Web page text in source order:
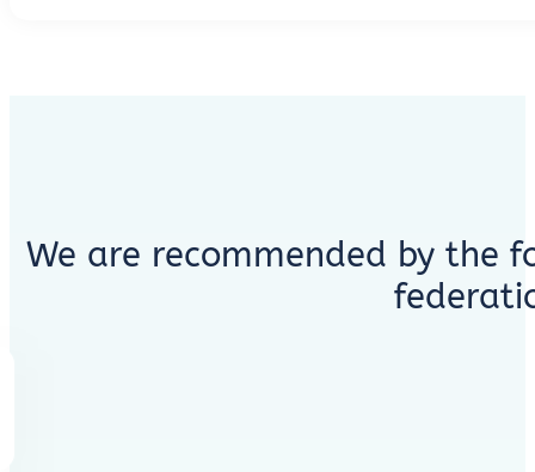
We are recommended by the